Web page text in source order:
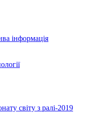
інформація
світу з ралі-2019